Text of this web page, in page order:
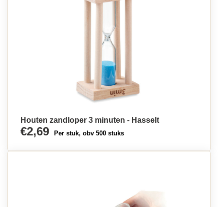
Houten zandloper 3 minuten - Hasselt
€2,69 Per stuk, obv 500 stuks